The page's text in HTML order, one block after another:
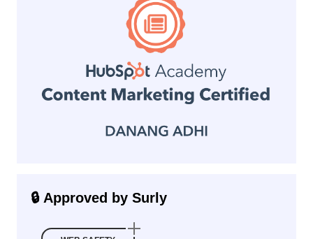
🔒 Approved by Surly